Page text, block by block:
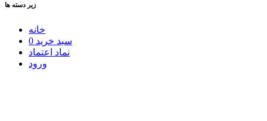
زیر دسته ها
خانه
0 سبد خرید
نماد اعتماد
ورود